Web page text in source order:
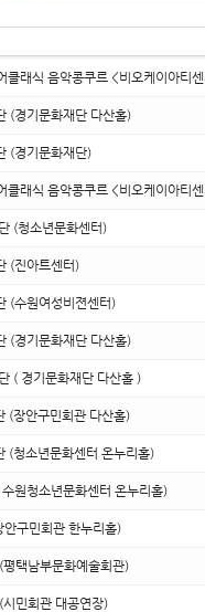
래식 음악콩쿠르 <비오케이아티
(경기문화재단 다산홀)
(경기문화재단)
래식 음악콩쿠르 <비오케이아티
(청소년문화센터)
(진아트센터)
(수원여성비젼센터)
(경기문화재단 다산홀)
( 경기문화재단 다산홀 )
(장안구민회관 다산홀)
(청소년문화센터 온누리홀)
원청소년문화센터 온누리홀)
구민회관 한누리홀)
택남부문화예술회관)
민회관 대공연장)